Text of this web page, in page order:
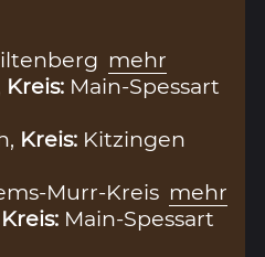
mehr
Kreis: Main-Spessart
Kreis: Kitzingen
Murr-Kreis mehr
Kreis: Main-Spessart